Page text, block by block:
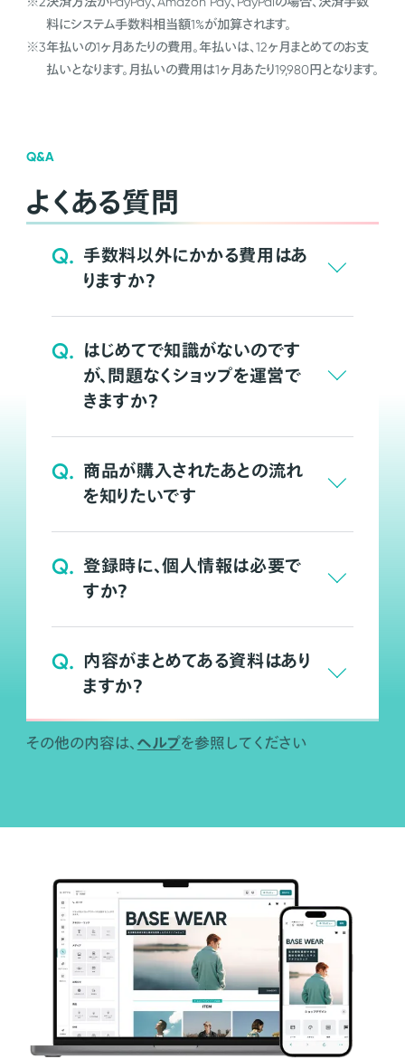
料にシステム手数料相当額1%が加算されます。
※3年払いの1ヶ月あたりの費用。年払いは、12ヶ月まとめてのお支
払いとなります。月払いの費用は1ヶ月あたり19,980円となります。
Q&A
よくある質問
Q. 手数料以外にかかる費用はあ
りますか？
Q. はじめてで知識がないのです
が、問題なくショップを運営で
きますか？
Q. 商品が購入されたあとの流れ
を知りたいです
Q. 登録時に、個人情報は必要で
すか？
Q. 内容がまとめてある資料はあり
ますか？
その他の内容は、 ヘルプを参照してください